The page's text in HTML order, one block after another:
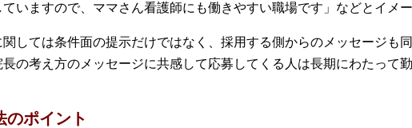
いますので、ママさん看護師にも働きやすい職場です」などとイメ
関しては条件面の提示だけではなく、採用する側からのメッセージも
の考え方のメッセージに共感して応募してくる人は長期にわたって
のポイント